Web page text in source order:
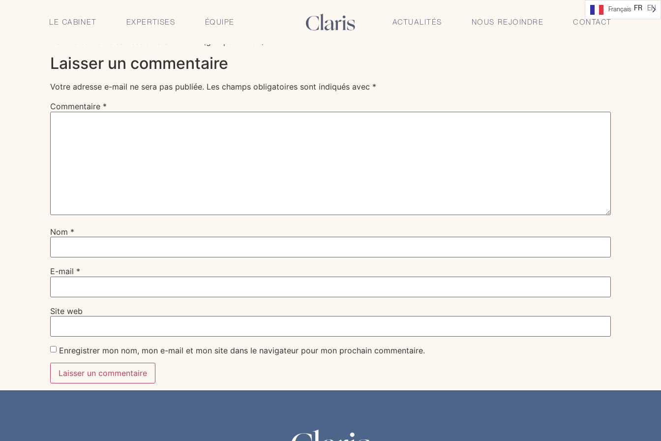
LE CABINET EXPERTISES ÉQUIPE ACTUALITÉS NOUS REJOINDRE CONTACT
Français FR EN
CLARIS Avocats conseille les dirigeants de COVAGE
Laisser un commentaire
Votre adresse e-mail ne sera pas publiée. Les champs obligatoires sont indiqués avec *
Commentaire *
Nom *
E-mail *
Site web
Enregistrer mon nom, mon e-mail et mon site dans le navigateur pour mon prochain commentaire.